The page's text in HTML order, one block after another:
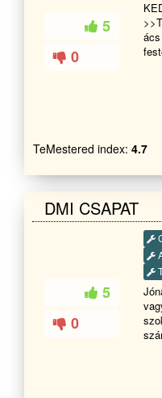
5
0
TeMestered index: 4.7
DMI CSAPAT
5
0